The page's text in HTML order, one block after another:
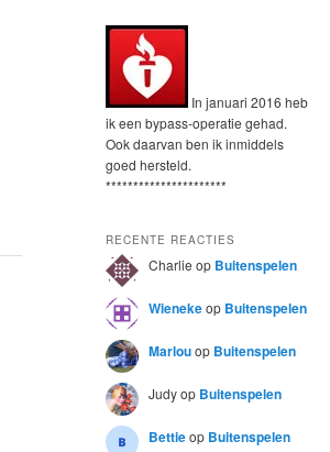
In januari 2016 heb
ik een bypass-operatie gehad.
Ook daarvan ben ik inmiddels
goed hersteld.
**********************
RECENTE REACTIES
Charlie op Buitenspelen
Wienekeop Buitenspelen
Marlouop Buitenspelen
Judyop Buitenspelen
Bettieop Buitenspelen